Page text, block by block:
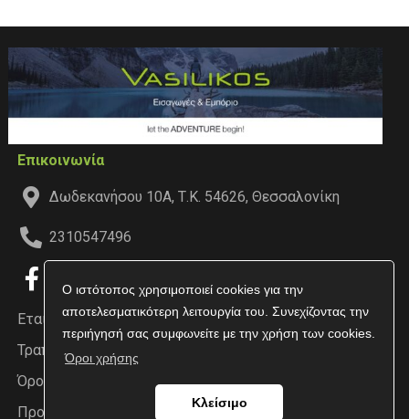
Ο ιστότοπος χρησιμοποιεί cookies για την
αποτελεσματικότερη λειτουργία του. Συνεχίζοντας την
περιήγησή σας συμφωνείτε με την χρήση των cookies.
Όροι χρήσης
Κλείσιμο
Επικοινωνία
Δωδεκανήσου 10Α, Τ.Κ. 54626, Θεσσαλονίκη
2310547496
Εταιρεία
Τραπεζικοί Λογαριασμοί
Όροι χρήσης
Προσωπικά δεδομένα